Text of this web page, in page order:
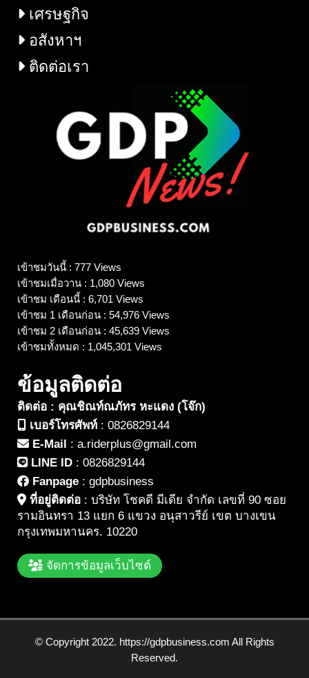
เศรษฐกิจ
อสังหาฯ
ติดต่อเรา
เข้าชมวันนี้ : 777 Views
เข้าชมเมื่อวาน : 1,080 Views
เข้าชม เดือนนี้ : 6,701 Views
เข้าชม 1 เดือนก่อน : 54,976 Views
เข้าชม 2 เดือนก่อน : 45,639 Views
เข้าชมทั้งหมด : 1,045,301 Views
ข้อมูลติดต่อ
ติดต่อ : คุณชิณท์ณภัทร หะแดง (โจ๊ก)
เบอร์โทรศัพท์ : 0826829144
E-Mail : a.riderplus@gmail.com
LINE ID : 0826829144
Fanpage : gdpbusiness
ที่อยู่ติดต่อ : บริษัท โชคดี มีเดีย จำกัด เลขที่ 90 ซอย
รามอินทรา 13 แยก 6 แขวง อนุสาวรีย์ เขต บางเขน
กรุงเทพมหานคร. 10220
จัดการข้อมูลเว็บไซต์
© Copyright 2022. https://gdpbusiness.com All Rights
Reserved.